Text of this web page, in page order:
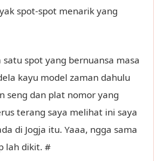
spot-spot menarik yang
spot yang bernuansa masa
kayu model zaman dahulu
seng dan plat nomor yang
terang saya melihat ini saya
di Jogja itu. Yaaa, ngga sama
lah dikit. #